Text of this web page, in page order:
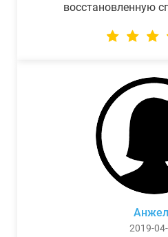
восстановленную
2019-